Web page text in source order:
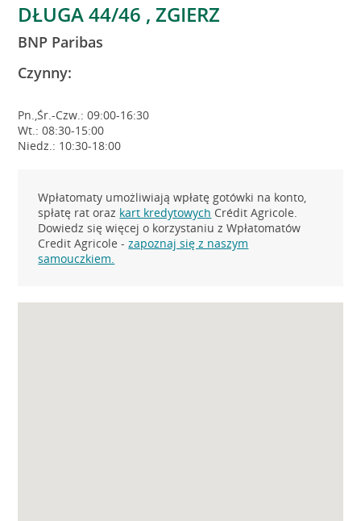
DŁUGA 44/46 , ZGIERZ
BNP Paribas
Czynny:
Pn.,Śr.-Czw.: 09:00-16:30
Wt.: 08:30-15:00
Niedz.: 10:30-18:00
Wpłatomaty umożliwiają wpłatę gotówki na konto,
spłatę rat oraz kart kredytowych Crédit Agricole.
Dowiedz się więcej o korzystaniu z Wpłatomatów
Credit Agricole -zapoznaj się z naszym
samouczkiem.